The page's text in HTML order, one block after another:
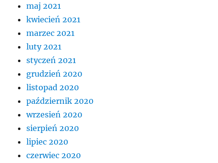
maj 2021
kwiecień 2021
marzec 2021
luty 2021
styczeń 2021
grudzień 2020
listopad 2020
październik 2020
wrzesień 2020
sierpień 2020
lipiec 2020
czerwiec 2020